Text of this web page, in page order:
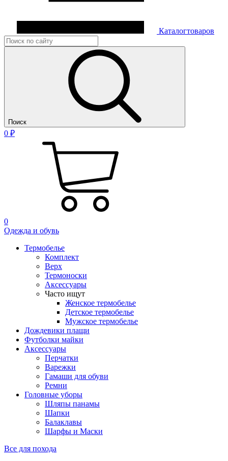
Каталогтоваров
Поиск
0 ₽
0
Одежда и обувь
Термобелье
Комплект
Верх
Термоноски
Аксессуары
Часто ищут
Женское термобелье
Детское термобелье
Мужское термобелье
Дождевики плащи
Футболки майки
Аксессуары
Перчатки
Варежки
Гамаши для обуви
Ремни
Головные уборы
Шляпы панамы
Шапки
Балаклавы
Шарфы и Маски
Все для похода